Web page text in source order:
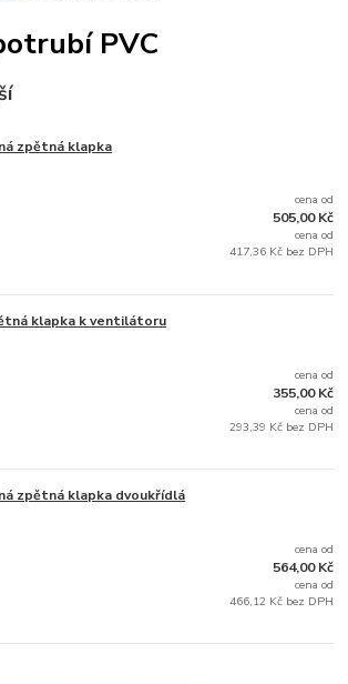
PVC
zpětná klapka
cena od
505,00 Kč
cena od
417,36 Kč bez DPH
klapka k ventilátoru
cena od
355,00 Kč
cena od
293,39 Kč bez DPH
zpětná klapka dvoukřídlá
cena od
564,00 Kč
cena od
466,12 Kč bez DPH